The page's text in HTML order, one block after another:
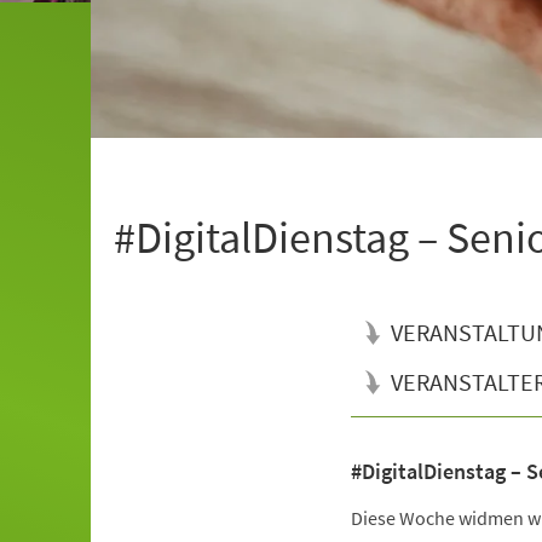
#DigitalDienstag –
#DigitalDienstag –
Diese Woche widmen